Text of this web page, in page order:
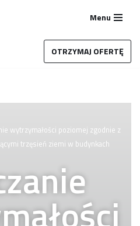
Menu
OTRZYMAJ OFERTĘ
wytrzymałości poziomej zgodnie z
trzęsień ziemi w budynkach